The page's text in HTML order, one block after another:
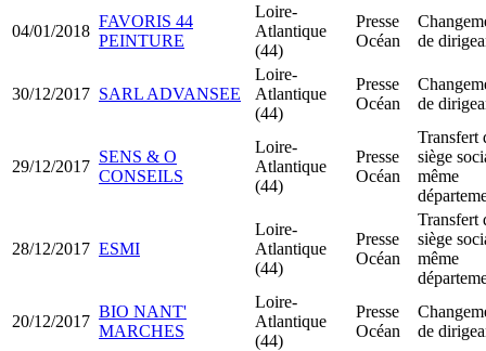
04/01/2018
FAVORIS 44
PEINTURE
Loire-
Atlantique
(44)
Presse
Océan
de
30/12/2017 SARL ADVANSEE
Loire-
Atlantique
(44)
Presse
Océan
de
29/12/2017
SENS & O
CONSEILS
Loire-
Atlantique
(44)
Presse
Océan
Transfert
siège
même
28/12/2017 ESMI
Loire-
Atlantique
(44)
Presse
Océan
Transfert
siège
même
20/12/2017
BIO NANT'
MARCHES
Loire-
Atlantique
(44)
Presse
Océan
de